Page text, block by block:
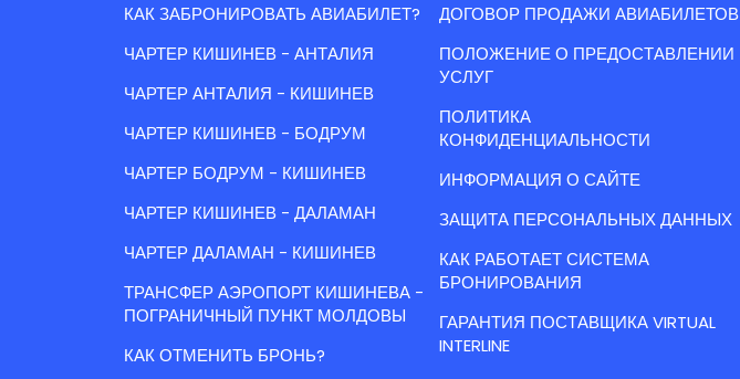
КАК ЗАБРОНИРОВАТЬ АВИАБИЛЕТ?
ЧАРТЕР КИШИНЕВ - АНТАЛИЯ
ЧАРТЕР АНТАЛИЯ - КИШИНЕВ
ЧАРТЕР КИШИНЕВ - БОДРУМ
ЧАРТЕР БОДРУМ - КИШИНЕВ
ЧАРТЕР КИШИНЕВ - ДАЛАМАН
ЧАРТЕР ДАЛАМАН - КИШИНЕВ
ТРАНСФЕР АЭРОПОРТ КИШИНЕВА -
ПОГРАНИЧНЫЙ ПУНКТ МОЛДОВЫ
КАК ОТМЕНИТЬ БРОНЬ?
ДОГОВОР ПРОДАЖИ АВИАБИЛЕТОВ
ПОЛОЖЕНИЕ О ПРЕДОСТАВЛЕНИИ
УСЛУГ
ПОЛИТИКА
КОНФИДЕНЦИАЛЬНОСТИ
ИНФОРМАЦИЯ О САЙТЕ
ЗАЩИТА ПЕРСОНАЛЬНЫХ ДАННЫХ
КАК РАБОТАЕТ СИСТЕМА
БРОНИРОВАНИЯ
ГАРАНТИЯ ПОСТАВЩИКА VIRTUAL
INTERLINE